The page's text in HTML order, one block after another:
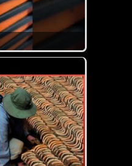
Schlüssel verloren